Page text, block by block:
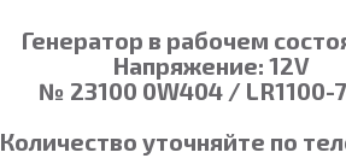
Генератор в рабочем
Напряжение: 12V
№ 23100 0W404 / LR1100-
Количество уточняйте по